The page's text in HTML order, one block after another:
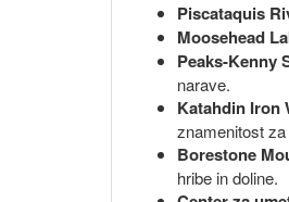
Piscataquis
Moosehead
Peaks-Kenny
narave.
Katahdin Iron
znamenitost
Borestone
hribe in doline.